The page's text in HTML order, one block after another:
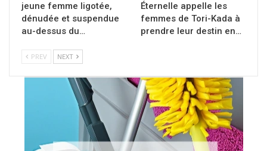
jeune femme ligotée,
dénudée et suspendue
au-dessus du…
Éternelle appelle les
femmes de Tori-Kada à
prendre leur destin en…
PREV NEXT